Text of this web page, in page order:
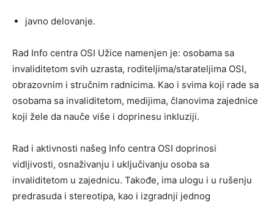
javno delovanje.
Rad Info centra OSI Užice namenjen je: osobama sa
invaliditetom svih uzrasta, roditeljima/starateljima OSI,
obrazovnim i stručnim radnicima. Kao i svima koji rade sa
osobama sa invaliditetom, medijima, članovima zajednice
koji žele da nauče više i doprinesu inkluziji.
Rad i aktivnosti našeg Info centra OSI doprinosi
vidljivosti, osnaživanju i uključivanju osoba sa
invaliditetom u zajednicu. Takođe, ima ulogu i u rušenju
predrasuda i stereotipa, kao i izgradnji jednog